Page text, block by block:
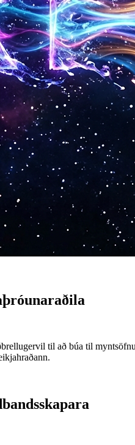
til að búa til